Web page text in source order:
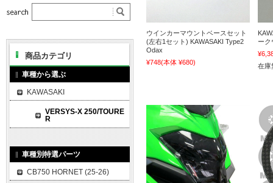
ウインカーマウントベースセット
(左右1セット) KAWASAKI Type2
Odax
¥748(本体 ¥680)
ーク
在庫
商品カテゴリ
車種から選ぶ
KAWASAKI
VERSYS-X 250/TOURE
R
車種別特選パーツ
CB750 HORNET (25-26)